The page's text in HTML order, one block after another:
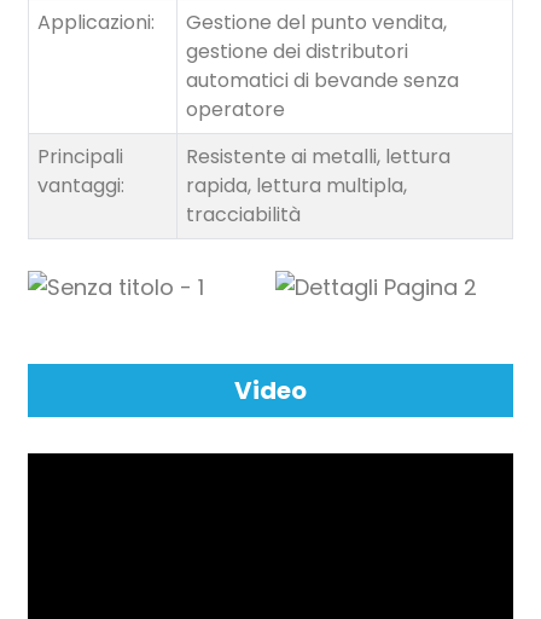
Applicazioni:
Gestione del punto vendita,
gestione dei distributori
automatici di bevande senza
operatore
Principali
vantaggi:
Resistente ai metalli, lettura
rapida, lettura multipla,
tracciabilità
Video